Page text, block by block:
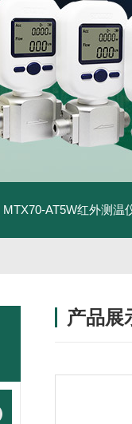
MTX70-AT5W红外测温
产品展